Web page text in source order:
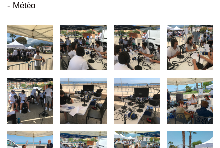
- Météo